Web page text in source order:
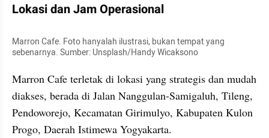
Lokasi dan Jam Operasional
Marron Cafe. Foto hanyalah ilustrasi, bukan tempat yang
sebenarnya. Sumber: Unsplash/Handy Wicaksono
Marron Cafe terletak di lokasi yang strategis dan mudah
diakses, berada di Jalan Nanggulan-Samigaluh, Tileng,
Pendoworejo, Kecamatan Girimulyo, Kabupaten Kulon
Progo, Daerah Istimewa Yogyakarta.